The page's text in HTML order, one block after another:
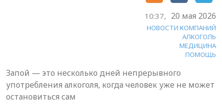
10:37, 20 мая 2026
НОВОСТИ КОМПАНИЙ
АЛКОГОЛЬ
МЕДИЦИНА
ПОМОЩЬ
Запой — это несколько дней непрерывного
употребления алкоголя, когда человек уже не может
остановиться сам